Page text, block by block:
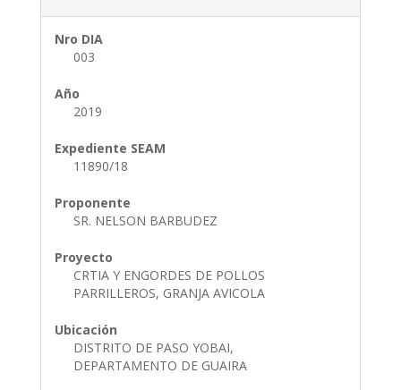
Nro DIA
003
Año
2019
Expediente SEAM
11890/18
Proponente
SR. NELSON BARBUDEZ
Proyecto
CRTIA Y ENGORDES DE POLLOS
PARRILLEROS, GRANJA AVICOLA
Ubicación
DISTRITO DE PASO YOBAI,
DEPARTAMENTO DE GUAIRA